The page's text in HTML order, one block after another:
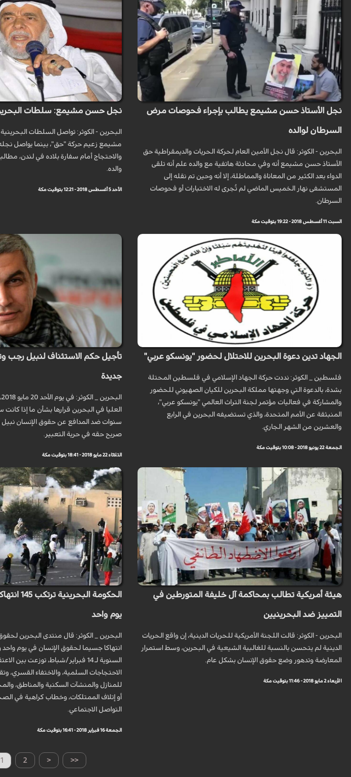
نجل الأستاذ حسن مشيمع يطالب بإجراء فحوصات مرض
السرطان لوالده
البحرين - الكوثر: قال نجل الأمين العام لحركة الحريات والديمقراطية حق
الأستاذ حسن مشيمع أنه وفي محادثة هاتفية مع والده علم أنه تلقى
الدواء بعد الكثير من المعاناة والمماطلة، إلا أنه وحين تم نقله إلى
المستشفى نهار الخميس الماضي لم تُجرى له الاختبارات أو فحوصات
السرطان.
السبت 11 أغسطس 2018 - 19:22 بتوقيت مكة
نجل حسن مشيمع: سلطات البحرين
البحرين - الكوثر: تواصل السلطات
مشيمع زعيم حركة "حق"، بينما يواصل
والاحتجاج أمام سفارة بلاده في لندن،
والده.
الأحد 5 أغسطس 2018 - 12:21 بتوقيت مكة
الجهاد تدين دعوة البحرين للاحتلال لحضور "يونسكو عربي"
فلسطين _ الكوثر: نددت حركة الجهاد الإسلامي في فلسطين المحتلة
بشدة، بالدعوة التي وجهتها مملكة البحرين للكيان الصهيوني للحضور
والمشاركة في فعاليات مؤتمر لجنة التراث العالمي "يونسكو عربي"،
المنبثقة عن الأمم المتحدة، والذي تستضيفه البحرين في الرابع
والعشرين من الشهر الجاري.
الجمعة 22 يونيو 2018 - 10:08 بتوقيت مكة
تأجيل حكم الاستئناف لنبيل رجب
جديدة
العليا في البحرين قرارها بشأن ما إذا
سنوات ضد المدافع عن حقوق الإنسان
صريح حقه في حرية التعبير.
الثلاثاء 22 مايو 2018 - 18:41 بتوقيت مكة
هيئة أمريكية تطالب بمحاكمة آل خليفة المتورطين في
التمييز ضد البحرينيين
البحرين - الكوثر: قالت اللجنة الأمريكية للحريات الدينية، إن واقع الحريات
الدينية لم يتحسن بالنسبة للغالبية الشيعية في البحرين، وسط استمرار
المعارضة وتدهور وضع حقوق الإنسان بشكل عام.
الأربعاء 2 مايو 2018 - 11:46 بتوقيت مكة
الحكومة
يوم واحد
انتهاكا جسيما لحقوق الإنسان في يوم واحد
السنوية لـ 14 فبراير/شباط، توزعت
الاحتجاجات السلمية، والاختفاء القسري،
للمنازل والمنشآت السكنية والمناطق،
أو إتلاف الممتلكات، وخطاب كراهية في
التواصل الاجتماعي.
الجمعة 16 فبراير 2018 - 16:41 بتوقيت مكة
1 2 < <<